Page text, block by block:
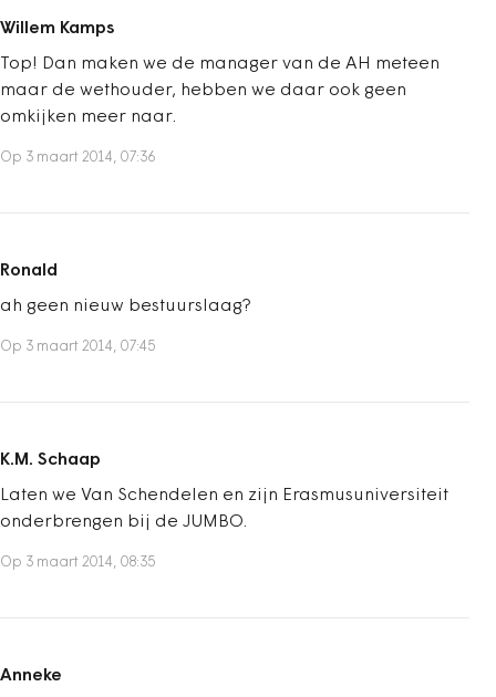
Willem Kamps
Top! Dan maken we de manager van de AH meteen
maar de wethouder, hebben we daar ook geen
omkijken meer naar.
Op 3 maart 2014, 07:36
Ronald
ah geen nieuw bestuurslaag?
Op 3 maart 2014, 07:45
K.M. Schaap
Laten we Van Schendelen en zijn Erasmusuniversiteit
onderbrengen bij de JUMBO.
Op 3 maart 2014, 08:35
Anneke